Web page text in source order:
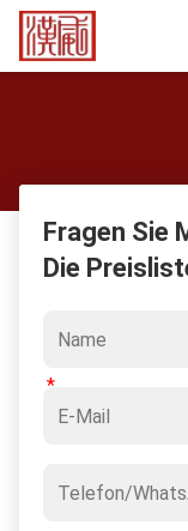
Fragen Sie
Die